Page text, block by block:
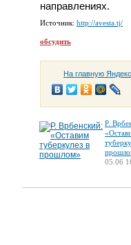
направлениях.
Источник: http://avesta.tj/
обсудить
На главную
Р.
05.06